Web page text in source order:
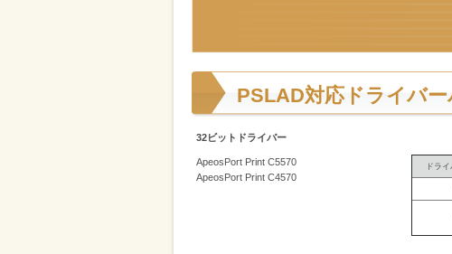
コ
ス
削
減
PSLAD対応ドライバ
32ビットドライバー
ApeosPort Print C5570
ApeosPort Print C4570
ドラ